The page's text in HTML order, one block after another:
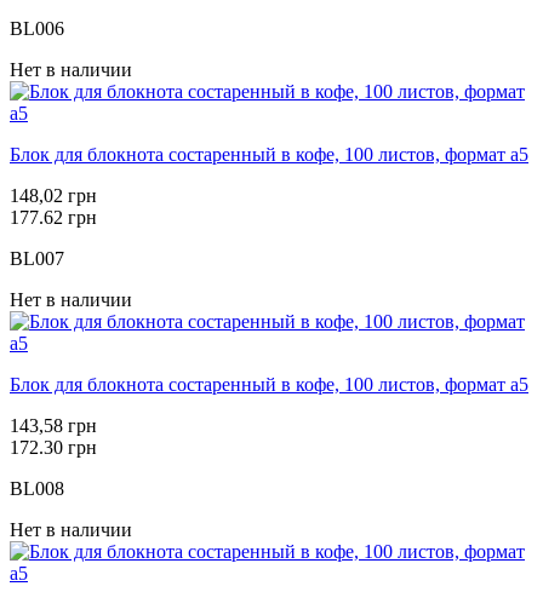
BL006
Нет в наличии
Блок для блокнота состаренный в кофе, 100 листов, формат а5
148,02 грн
177.62 грн
BL007
Нет в наличии
Блок для блокнота состаренный в кофе, 100 листов, формат а5
143,58 грн
172.30 грн
BL008
Нет в наличии